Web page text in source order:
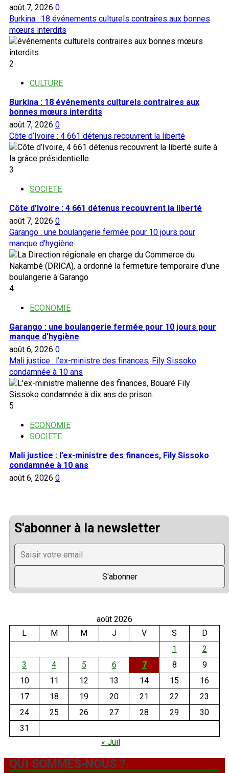
août 7, 2026 0
Burkina : 18 événements culturels contraires aux bonnes
mœurs interdits
2
CULTURE
Burkina : 18 événements culturels contraires aux
bonnes mœurs interdits
août 7, 2026 0
Côte d’Ivoire : 4 661 détenus recouvrent la liberté
3
SOCIETE
Côte d’Ivoire : 4 661 détenus recouvrent la liberté
août 7, 2026 0
Garango : une boulangerie fermée pour 10 jours pour
manque d’hygiène
4
ECONOMIE
Garango : une boulangerie fermée pour 10 jours pour
manque d’hygiène
août 6, 2026 0
Mali justice : l’ex-ministre des finances, Fily Sissoko
condamnée à 10 ans
5
ECONOMIE
SOCIETE
Mali justice : l’ex-ministre des finances, Fily Sissoko
condamnée à 10 ans
août 6, 2026 0
S'abonner à la newsletter
août 2026
L
M M J V S
D
1
2
3
4 5 6 7 8
9
10
11 12 13 14 15
16
17
18 19 20 21 22
23
24
25 26 27 28 29
30
31
« Juil
QUI SOMMES-NOUS ?